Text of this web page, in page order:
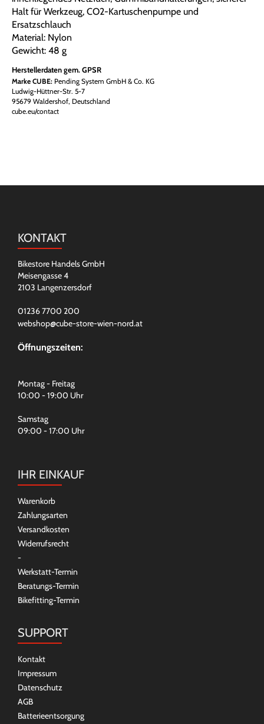
Halt für Werkzeug, CO2-Kartuschenpumpe und
Ersatzschlauch
Material: Nylon
Gewicht: 48 g
Herstellerdaten gem. GPSR
Marke CUBE: Pending System GmbH & Co. KG
Ludwig-Hüttner-Str. 5-7
95679 Waldershof, Deutschland
cube.eu/contact
KONTAKT
Bikestore Handels GmbH
Meisengasse 4
2103 Langenzersdorf
01236 7700 200
webshop@cube-store-wien-nord.at
Öffnungszeiten:
Montag - Freitag
10:00 - 19:00 Uhr
Samstag
09:00 - 17:00 Uhr
IHR EINKAUF
Warenkorb
Zahlungsarten
Versandkosten
Widerrufsrecht
-
Werkstatt-Termin
Beratungs-Termin
Bikefitting-Termin
SUPPORT
Kontakt
Impressum
Datenschutz
AGB
Batterieentsorgung